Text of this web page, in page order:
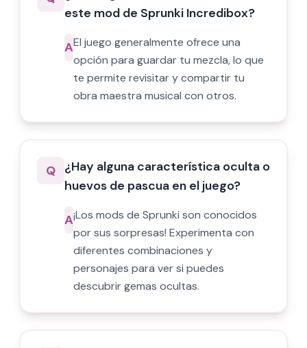
este mod de Sprunki Incredibox?
AEl juego generalmente ofrece una
opción para guardar tu mezcla, lo que
te permite revisitar y compartir tu
obra maestra musical con otros.
Q ¿Hay alguna característica oculta o
huevos de pascua en el juego?
A¡Los mods de Sprunki son conocidos
por sus sorpresas! Experimenta con
diferentes combinaciones y
personajes para ver si puedes
descubrir gemas ocultas.